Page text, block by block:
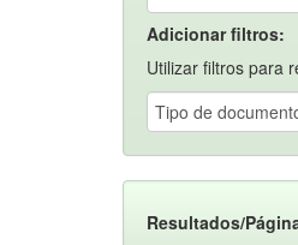
Adicionar filtros:
Utilizar filtros para
Resultados/